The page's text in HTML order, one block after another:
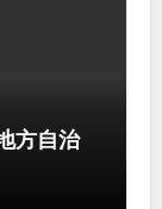
方自治